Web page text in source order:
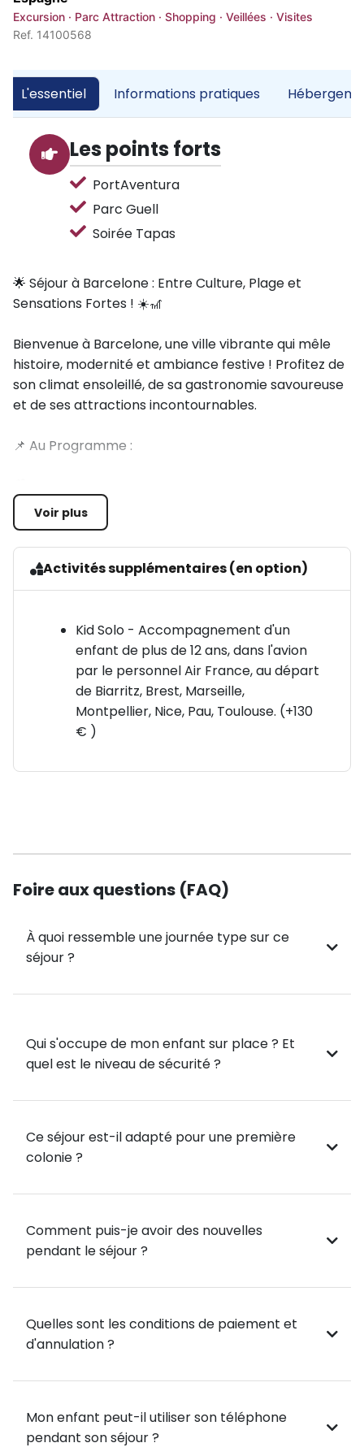
Excursion · Parc Attraction · Shopping · Veillées · Visites
Ref. 14100568
L'essentiel Informations pratiques
Les points forts
PortAventura
Parc Guell
Soirée Tapas
🌟 Séjour à Barcelone : Entre Culture, Plage et
Sensations Fortes ! ☀️🎢
Bienvenue à Barcelone, une ville vibrante qui mêle
histoire, modernité et ambiance festive ! Profitez de
son climat ensoleillé, de sa gastronomie savoureuse
et de ses attractions incontournables.
📌 Au Programme :
de la Culture Catalane
Visite de la vieille ville : balade dans le quartier
gothique, les célèbres Ramblas et le quartier animé
de l’Eixample.
Arrêt devant la Sagrada Familia, chef-d'œuvre de
Balade sur le Paseig de Gracia, l’avenue élégante
bordée de boutiques et de monuments modernistes.
dynamique de la ville.
Une journée dans l’un des parcs d’attractions les
attractions et des spectacles grandioses !
🌊 Loisirs et détente en bord de mer
méditerranéen.
boutiques locales.
Animations et veillées organisées par l’équipe
d’encadrement pour des moments conviviaux et
Pourquoi Choisir ce Séjour ?
adrénaline.
ensoleillée.
Des attractions à couper le souffle pour des
Voir plus
Activités supplémentaires (en option)
Kid Solo - Accompagnement d'un
enfant de plus de 12 ans, dans l'avion
par le personnel Air France, au départ
de Biarritz, Brest, Marseille,
Montpellier, Nice, Pau, Toulouse. (+130
€ )
Foire aux questions (FAQ)
À quoi ressemble une journée type sur ce
séjour ?
Qui s'occupe de mon enfant sur place ? Et
quel est le niveau de sécurité ?
Ce séjour est-il adapté pour une première
colonie ?
Comment puis-je avoir des nouvelles
pendant le séjour ?
Quelles sont les conditions de paiement et
d'annulation ?
Mon enfant peut-il utiliser son téléphone
pendant son séjour ?